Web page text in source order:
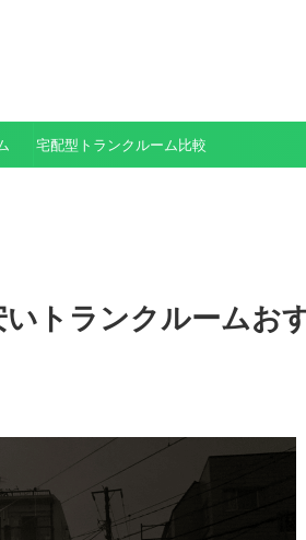
宅配型トランクルーム比較
トランクルームお